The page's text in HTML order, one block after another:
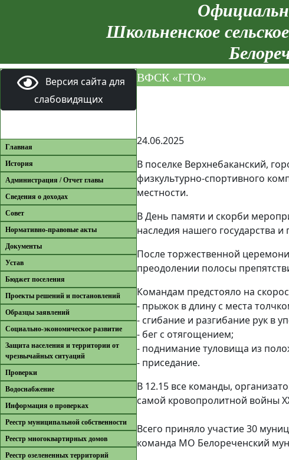
Школьненское
Версия сайта для
слабовидящих
Главная
История
Администрация / Отчет главы
Сведения о доходах
Совет
Нормативно-правовые акты
Документы
Устав
Бюджет поселения
Проекты решений и постановлений
Образцы заявлений
Cоциально-экономическое развитие
Защита населения и территории от
чрезвычайных ситуаций
Проверки
Водоснабжение
Информация о проверках
Реестр муниципальной собственности
Реестр многоквартирных домов
Реестр озелененных территорий
ВФСК «ГТО»
24.06.2025
В поселке Верхнебаканский,
физкультурно-спортивного
местности.
В День памяти и скорби
наследия нашего государства
После торжественной
преодолении полосы
Командам предстояло на
- прыжок в длину с места
- сгибание и разгибание рук в
- бег с отягощением;
- поднимание туловища из
- приседание.
В 12.15 все команды,
самой кровопролитной войны
Всего приняло участие 30
команда МО Белореченский